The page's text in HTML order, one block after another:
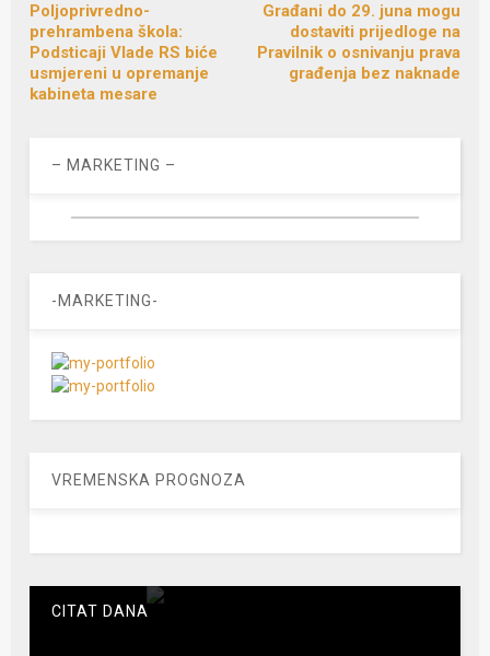
Poljoprivredno-
prehrambena škola:
Podsticaji Vlade RS biće
usmjereni u opremanje
kabineta mesare
Građani do 29. juna mogu
dostaviti prijedloge na
Pravilnik o osnivanju prava
građenja bez naknade
– MARKETING –
-MARKETING-
VREMENSKA PROGNOZA
CITAT DANA